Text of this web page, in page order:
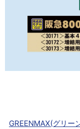
GREENMAX(グリー